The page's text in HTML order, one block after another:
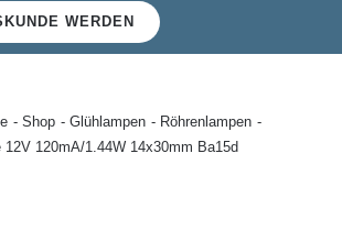
WERDEN
Shop Glühlampen
Röhrenlampen
12V 120mA/1.44W 14x30mm Ba15d